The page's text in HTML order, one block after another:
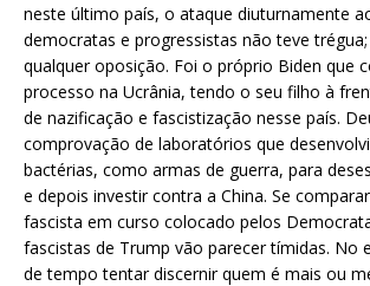
neste último país, o ataque diuturnamente
democratas e progressistas não teve
qualquer oposição. Foi o próprio Biden que
processo na Ucrânia, tendo o seu filho à
de nazificação e fascistização nesse país.
comprovação de laboratórios que
bactérias, como armas de guerra, para
e depois investir contra a China. Se
fascista em curso colocado pelos
fascistas de Trump vão parecer tímidas. No
de tempo tentar discernir quem é mais ou